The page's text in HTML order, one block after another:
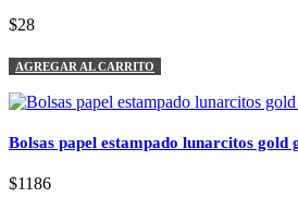
$28
AGREGAR AL CARRITO
Bolsas papel estampado lunarcitos gold
$1186